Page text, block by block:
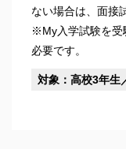
ない場合は、面接
※My入学試験を受
必要です。
対象：高校3年生